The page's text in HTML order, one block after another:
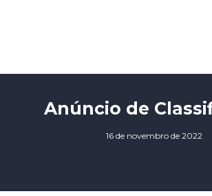
Anúncio de
16 de novembro de 2022